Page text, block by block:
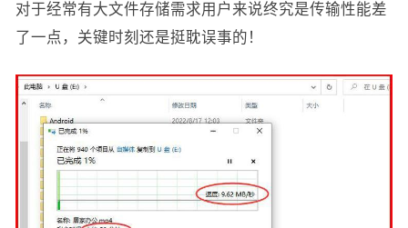
对于经常有大文件存储需求用户来说终究是传输性能差
了一点，关键时刻还是挺耽误事的！